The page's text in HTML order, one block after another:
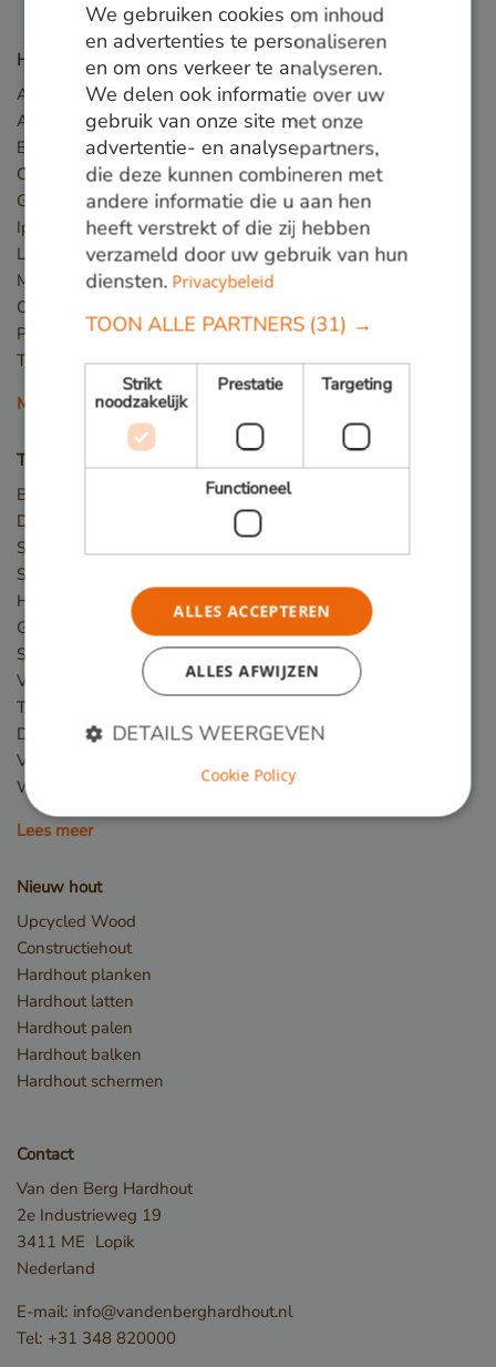
Houtsoorten
Angelim Vermelho
Azobé
Basralocus
Cumaru
Guariuba
Ipé
Louro preto
Massaranduba
Okan
Piquia
Tali
Meer houtsoorten
Toepassingen
Bruggen
Damwand / Beschoeiing
Straatmeubilair
Speeltoestellen
Hekwerk
Gevelbekleding
Steigers
Vlonder
Terras
Dakterras
Veranda
Winkelvloer en showroom
Lees meer
Nieuw hout
Upcycled Wood
Constructiehout
Hardhout planken
Hardhout latten
Hardhout palen
Hardhout balken
Hardhout schermen
Contact
Van den Berg Hardhout
2e Industrieweg 19
3411 ME Lopik
Nederland
E-mail: info@vandenberghardhout.nl
Tel: +31 348 820000
GERMAN
ENGLISH
We gebruiken cookies om inhoud
en advertenties te personaliseren
en om ons verkeer te analyseren.
We delen ook informatie over uw
gebruik van onze site met onze
advertentie- en analysepartners,
die deze kunnen combineren met
andere informatie die u aan hen
heeft verstrekt of die zij hebben
verzameld door uw gebruik van hun
diensten. Privacybeleid
TOON ALLE PARTNERS (31) →
Strikt
noodzakelijk
Prestatie Targeting
Functioneel
ALLES ACCEPTEREN
ALLES AFWIJZEN
DETAILS WEERGEVEN
kernfunctionaliteiten van de website mogelijk, zoals
website kan niet goed worden gebruikt zonder de
strikt noodzakelijke cookies.
Naam
__cf_bm
_GRECAPTCHA
Cookie Policy